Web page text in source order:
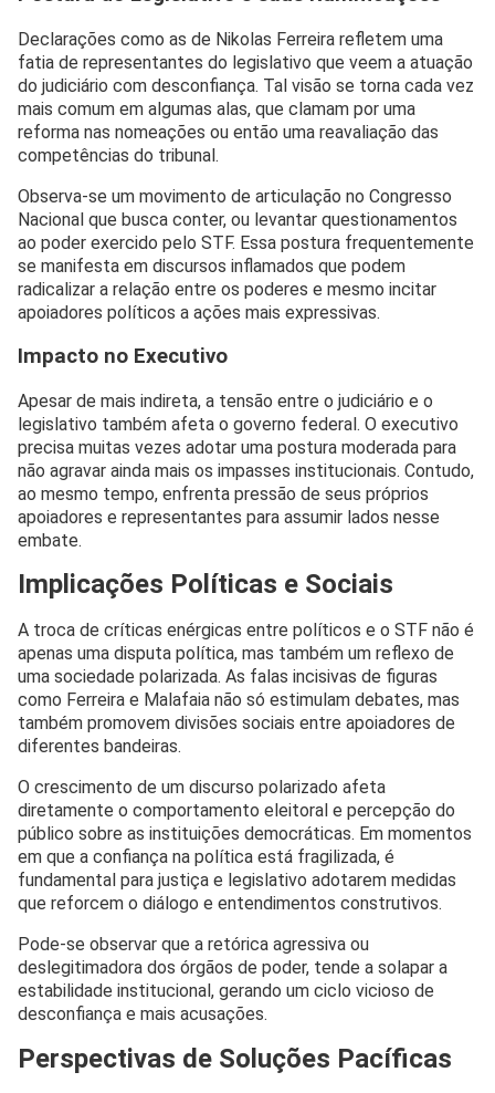
Declarações como as de Nikolas Ferreira refletem uma
fatia de representantes do legislativo que veem a atuação
do judiciário com desconfiança. Tal visão se torna cada vez
mais comum em algumas alas, que clamam por uma
reforma nas nomeações ou então uma reavaliação das
competências do tribunal.
Observa-se um movimento de articulação no Congresso
Nacional que busca conter, ou levantar questionamentos
ao poder exercido pelo STF. Essa postura frequentemente
se manifesta em discursos inflamados que podem
radicalizar a relação entre os poderes e mesmo incitar
apoiadores políticos a ações mais expressivas.
Impacto no Executivo
Apesar de mais indireta, a tensão entre o judiciário e o
legislativo também afeta o governo federal. O executivo
precisa muitas vezes adotar uma postura moderada para
não agravar ainda mais os impasses institucionais. Contudo,
ao mesmo tempo, enfrenta pressão de seus próprios
apoiadores e representantes para assumir lados nesse
embate.
Implicações Políticas e Sociais
A troca de críticas enérgicas entre políticos e o STF não é
apenas uma disputa política, mas também um reflexo de
uma sociedade polarizada. As falas incisivas de figuras
como Ferreira e Malafaia não só estimulam debates, mas
também promovem divisões sociais entre apoiadores de
diferentes bandeiras.
O crescimento de um discurso polarizado afeta
diretamente o comportamento eleitoral e percepção do
público sobre as instituições democráticas. Em momentos
em que a confiança na política está fragilizada, é
fundamental para justiça e legislativo adotarem medidas
que reforcem o diálogo e entendimentos construtivos.
Pode-se observar que a retórica agressiva ou
deslegitimadora dos órgãos de poder, tende a solapar a
estabilidade institucional, gerando um ciclo vicioso de
desconfiança e mais acusações.
Perspectivas de Soluções Pacíficas